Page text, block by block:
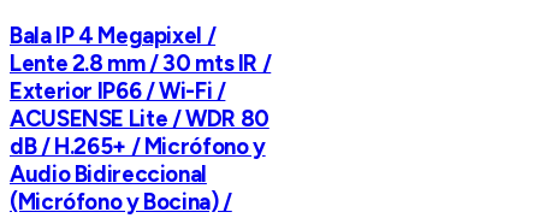
Bala IP 4 Megapixel /
Lente 2.8 mm / 30 mts IR /
Exterior IP66 / Wi-Fi /
ACUSENSE Lite / WDR 80
dB / H.265+ / Micrófono y
Audio Bidireccional
(Micrófono y Bocina) /